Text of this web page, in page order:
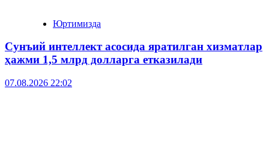
Юртимизда
Сунъий интеллект асосида яратилган хизматлар
ҳажми 1,5 млрд долларга етказилади
07.08.2026 22:02